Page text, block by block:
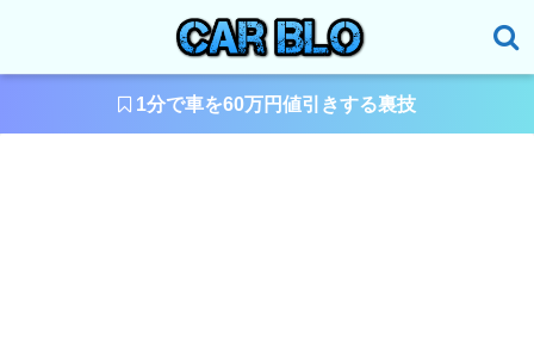
1分で車を60万円値引きする裏技